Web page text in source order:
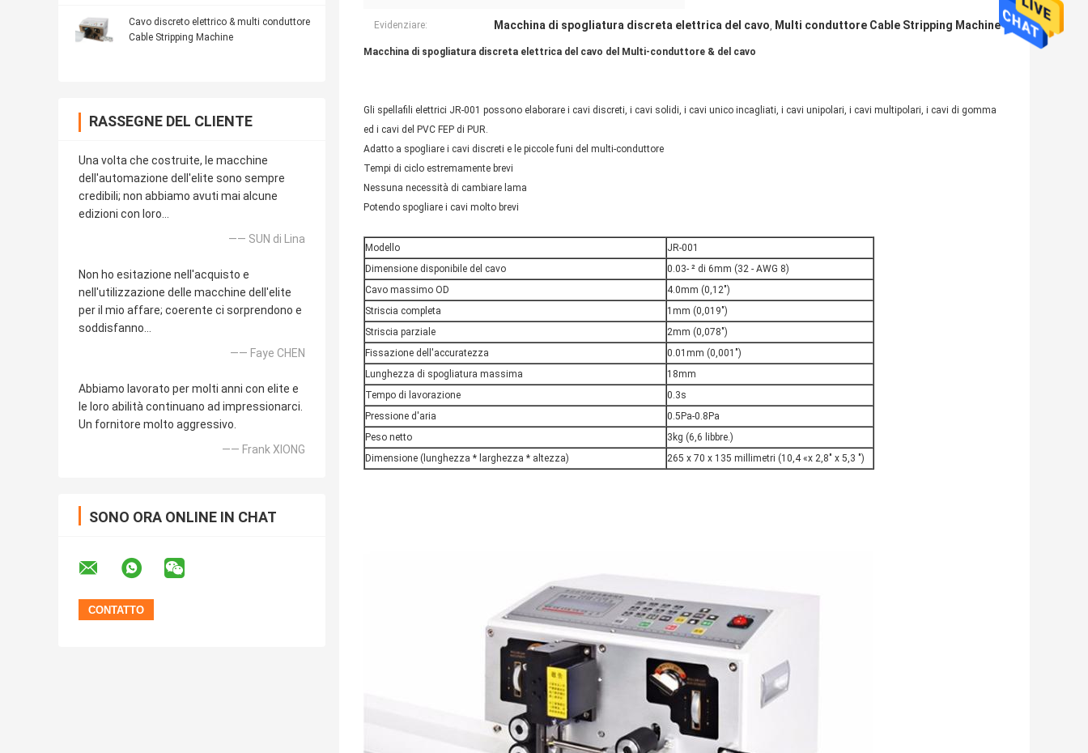
Cavo discreto elettrico & multi conduttore
Cable Stripping Machine
RASSEGNE DEL CLIENTE
Una volta che costruite, le macchine
dell'automazione dell'elite sono sempre
credibili; non abbiamo avuti mai alcune
edizioni con loro…
—— SUN di Lina
Non ho esitazione nell'acquisto e
nell'utilizzazione delle macchine dell'elite
per il mio affare; coerente ci sorprendono e
soddisfanno…
—— Faye CHEN
Abbiamo lavorato per molti anni con elite e
le loro abilità continuano ad impressionarci.
Un fornitore molto aggressivo.
—— Frank XIONG
SONO ORA ONLINE IN CHAT
Evidenziare: Macchina di spogliatura discreta elettrica del cavo, Multi conduttore Cable Stripping Machine
Macchina di spogliatura discreta elettrica del cavo del Multi-conduttore & del cavo
Gli spellafili elettrici JR-001 possono elaborare i cavi discreti, i cavi solidi, i cavi unico incagliati, i cavi unipolari, i cavi multipolari, i cavi di gomma
ed i cavi del PVC FEP di PUR.
Adatto a spogliare i cavi discreti e le piccole funi del multi-conduttore
Tempi di ciclo estremamente brevi
Nessuna necessità di cambiare lama
Potendo spogliare i cavi molto brevi
Modello
JR-001
Dimensione disponibile del cavo
0.03- ² di 6mm (32 - AWG 8)
Cavo massimo OD
4.0mm (0,12")
Striscia completa
1mm (0,019")
Striscia parziale
2mm (0,078")
Fissazione dell'accuratezza
0.01mm (0,001")
Lunghezza di spogliatura massima
18mm
Tempo di lavorazione
0.3s
Pressione d'aria
0.5Pa-0.8Pa
Peso netto
3kg (6,6 libbre.)
Dimensione (lunghezza * larghezza * altezza)
265 x 70 x 135 millimetri (10,4 «x 2,8" x 5,3 ")